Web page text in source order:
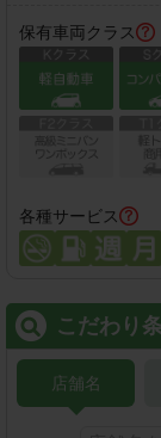
保有車両クラス
各種サービス
こだわり
店舗名